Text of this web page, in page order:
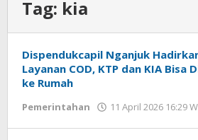
Tag: kia
Dispendukcapil Nganjuk
Layanan COD, KTP dan KIA Bisa
ke Rumah
Pemerintahan 11 April 2026 16:29